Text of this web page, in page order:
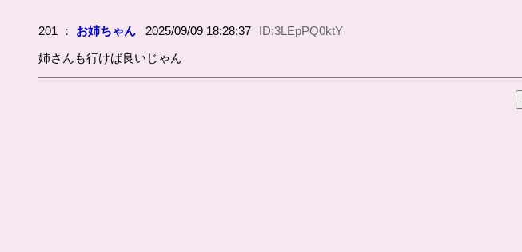
201 ： お姉ちゃん 2025/09/09 18:28:37
ID:3LEpPQ0ktY
姉さんも行けば良いじゃん